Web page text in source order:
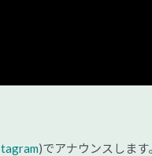
)でアナウンスしま